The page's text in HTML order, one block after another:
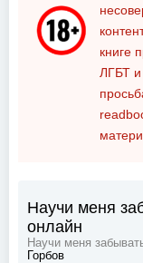
книге
ЛГБТ и
Научи меня
онлайн
Научи меня
Горбов